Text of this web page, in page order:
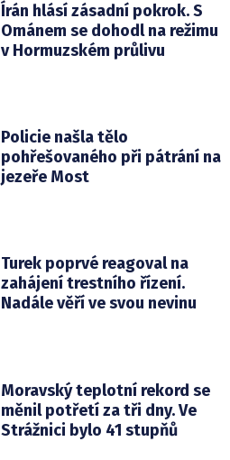
Írán hlásí zásadní pokrok. S
Ománem se dohodl na režimu
v Hormuzském průlivu
Policie našla tělo
pohřešovaného při pátrání na
jezeře Most
Turek poprvé reagoval na
zahájení trestního řízení.
Nadále věří ve svou nevinu
Moravský teplotní rekord se
měnil potřetí za tři dny. Ve
Strážnici bylo 41 stupňů